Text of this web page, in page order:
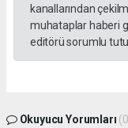
kanallarından
muhataplar haberi
editörü sorumlu
Okuyucu Yorumları